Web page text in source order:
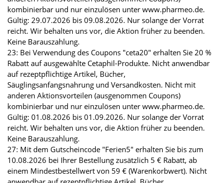
kombinierbar und nur einzulösen unter www.pharmeo.de.
Gültig: 29.07.2026 bis 09.08.2026. Nur solange der Vorrat
reicht. Wir behalten uns vor, die Aktion früher zu beenden.
Keine Barauszahlung.
23: Bei Verwendung des Coupons "ceta20" erhalten Sie 20 %
Rabatt auf ausgewählte Cetaphil-Produkte. Nicht anwendbar
auf rezeptpflichtige Artikel, Bücher,
Säuglingsanfangsnahrung und Versandkosten. Nicht mit
anderen Aktionsvorteilen (ausgenommen Coupons)
kombinierbar und nur einzulösen unter www.pharmeo.de.
Gültig: 01.08.2026 bis 01.09.2026. Nur solange der Vorrat
reicht. Wir behalten uns vor, die Aktion früher zu beenden.
Keine Barauszahlung.
27: Mit dem Gutscheincode "Ferien5" erhalten Sie bis zum
10.08.2026 bei Ihrer Bestellung zusätzlich 5 € Rabatt, ab
einem Mindestbestellwert von 59 € (Warenkorbwert). Nicht